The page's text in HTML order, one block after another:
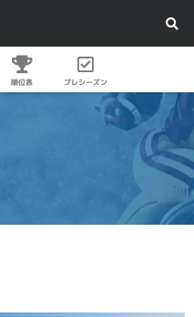
順位表 プレシーズン